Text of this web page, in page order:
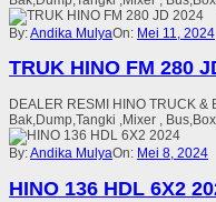
By:Andika MulyaOn: Mei 11, 2024
TRUK HINO FM 280
DEALER RESMI HINO TRUCK
Bak,Dump,Tangki ,Mixer ,
By:Andika MulyaOn: Mei 8, 2024
HINO 136 HDL 6X2